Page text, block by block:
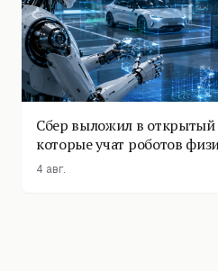
Сбер выложил в открытый
которые учат роботов
4 авг.